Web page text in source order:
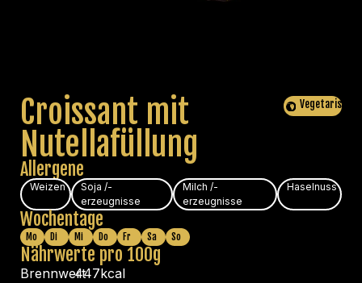
Croissant mit
Nutellafüllung
Vegetarisch
Allergene
Weizen
Soja /-
erzeugnisse
Milch /-
erzeugnisse
Haselnuss
Wochentage
Mo Di Mi Do Fr Sa So
Nährwerte pro 100g
Brennwert447kcal